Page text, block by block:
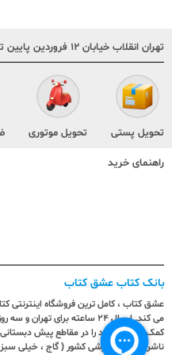
تهران انقلاب خیابان ۱۲ فروردین پایین تر از وحید نظری پلاک ۲۴۹
تحویل پستی تحویل موتوری
راهنمای خرید
بانک کتاب عشق کتاب
عشق کتاب ، کامل ترین فروشگاه اینترنتی
می کند. ارسال ٢٤ ساعته
کمک آموزشی خود را در مقاطع پیش
ناشران کمک آموزشی کشور ( گاج ، خیلی سبز